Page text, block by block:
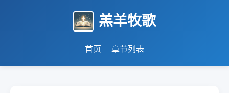
羔羊牧歌
首页 章节列表